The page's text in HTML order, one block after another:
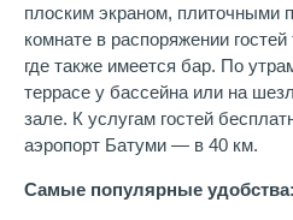
плоским экраном, плиточными
комнате в распоряжении
где также имеется бар. По
террасе у бассейна или на
зале. К услугам гостей
аэропорт Батуми — в 40 км.
Самые популярные удобства: